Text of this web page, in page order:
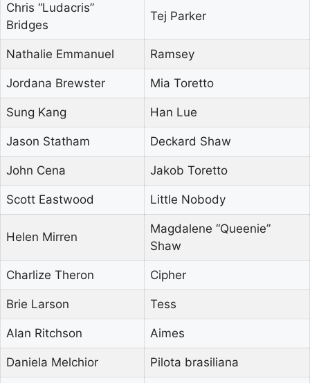
Chris “Ludacris”
Bridges
Tej Parker
Nathalie Emmanuel Ramsey
Jordana Brewster Mia Toretto
Sung Kang Han Lue
Jason Statham Deckard Shaw
John Cena Jakob Toretto
Scott Eastwood Little Nobody
Helen Mirren
Magdalene “Queenie”
Shaw
Charlize Theron Cipher
Brie Larson Tess
Alan Ritchson Aimes
Daniela Melchior Pilota brasiliana